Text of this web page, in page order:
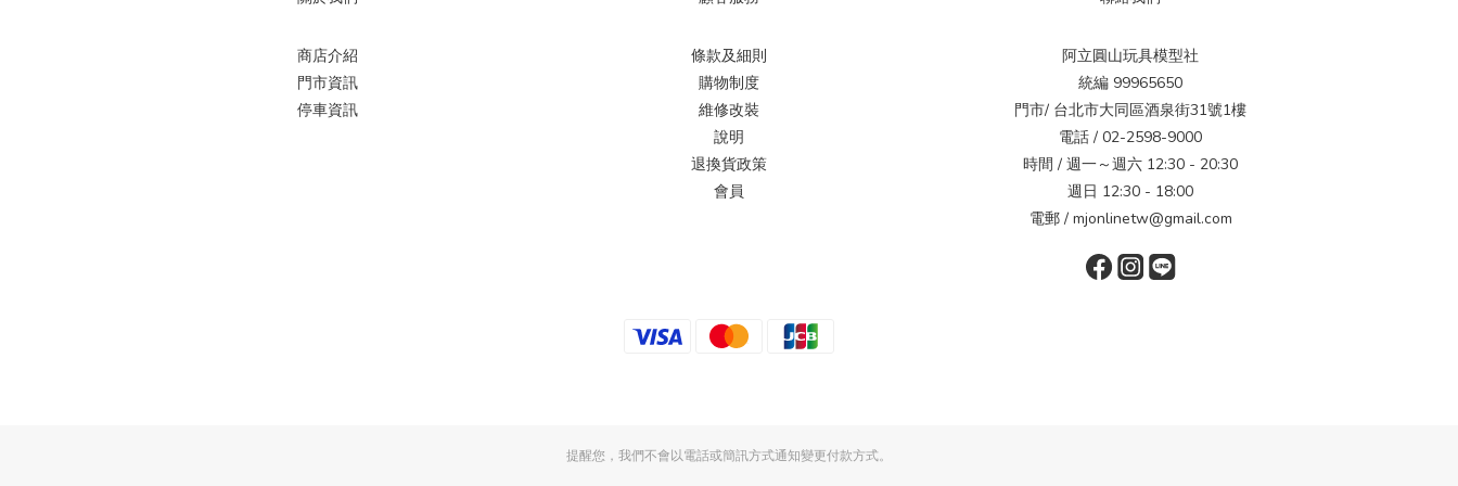
商店介紹
門市資訊
停車資訊
條款及細則
購物制度
維修改裝
說明
退換貨政策
會員
阿立圓山玩具模型社
統編 99965650
門市/ 台北市大同區酒泉街31號1樓
電話 / 02-2598-9000
時間 / 週一～週六 12:30 - 20:30
週日 12:30 - 18:00
電郵 / mjonlinetw@gmail.com
提醒您，我們不會以電話或簡訊方式通知變更付款方式。